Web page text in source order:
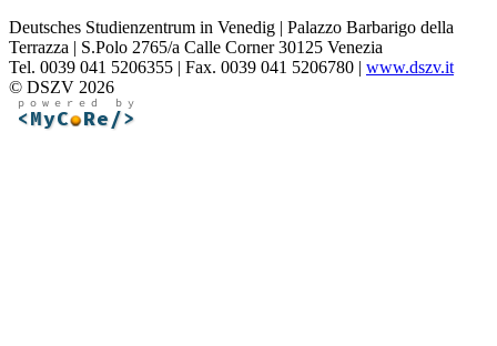
Deutsches Studienzentrum in Venedig | Palazzo Barbarigo della
Terrazza | S.Polo 2765/a Calle Corner 30125 Venezia
Tel. 0039 041 5206355 | Fax. 0039 041 5206780 | www.dszv.it
© DSZV 2026